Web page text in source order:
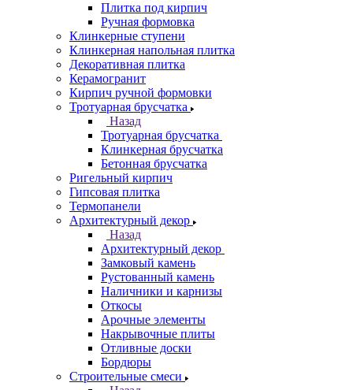
Плитка под кирпич
Ручная формовка
Клинкерные ступени
Клинкерная напольная плитка
Декоративная плитка
Керамогранит
Кирпич ручной формовки
Тротуарная брусчатка
Назад
Тротуарная брусчатка
Клинкерная брусчатка
Бетонная брусчатка
Ригельный кирпич
Гипсовая плитка
Термопанели
Архитектурный декор
Назад
Архитектурный декор
Замковый камень
Рустованный камень
Наличники и карнизы
Откосы
Арочные элементы
Накрывочные плиты
Отливные доски
Бордюры
Строительные смеси